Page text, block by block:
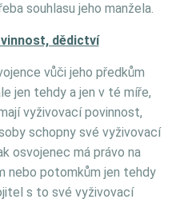
souhlasu jeho manžela.
dědictví
vůči jeho předkům
jen tehdy a jen v té míře,
vyživovací povinnost,
schopny své vyživovací
osvojenec má právo na
nebo potomkům jen tehdy
s to své vyživovací